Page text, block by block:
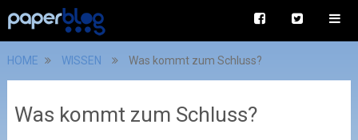
HOME WISSEN Was kommt zum Schluss?
Was kommt zum Schluss?